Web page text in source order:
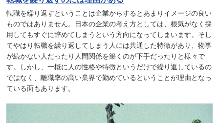
転職を繰り返すということは企業からするとあまりイメージの良い
ものではありません。日本の企業の考え方としては、根気がなく採
用してもすぐに辞めてしまうという方向になってしまいます。そし
てやはり転職を繰り返してしまう人には共通した特徴があり、物事
が続かない人だったり人間関係を築くのが下手だったりと様々で
す。しかし、一概に人の性格や特徴というだけで繰り返しているの
ではなく、離職率の高い業界で勤めているということが理由となっ
ている面もあります。